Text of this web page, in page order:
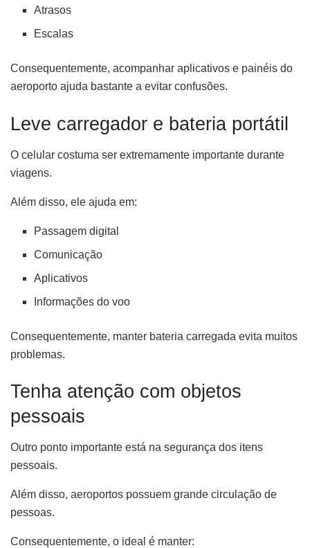
Atrasos
Escalas
Consequentemente, acompanhar aplicativos e painéis do
aeroporto ajuda bastante a evitar confusões.
Leve carregador e bateria portátil
O celular costuma ser extremamente importante durante
viagens.
Além disso, ele ajuda em:
Passagem digital
Comunicação
Aplicativos
Informações do voo
Consequentemente, manter bateria carregada evita muitos
problemas.
Tenha atenção com objetos
pessoais
Outro ponto importante está na segurança dos itens
pessoais.
Além disso, aeroportos possuem grande circulação de
pessoas.
Consequentemente, o ideal é manter: